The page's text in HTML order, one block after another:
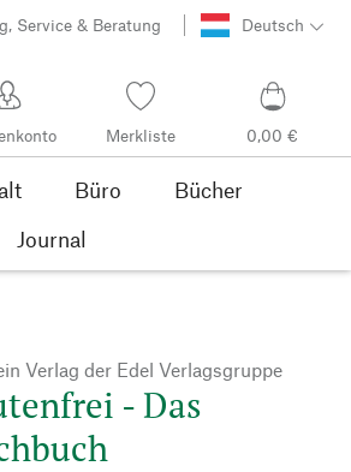
Service & Beratung Deutsch
Merkliste 0,00 €
Büro
Bücher
Journal
Verlag der Edel Verlagsgruppe
- Das